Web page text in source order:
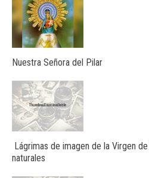
Nuestra Señora del Pilar
Lágrimas de imagen de la Virgen
naturales